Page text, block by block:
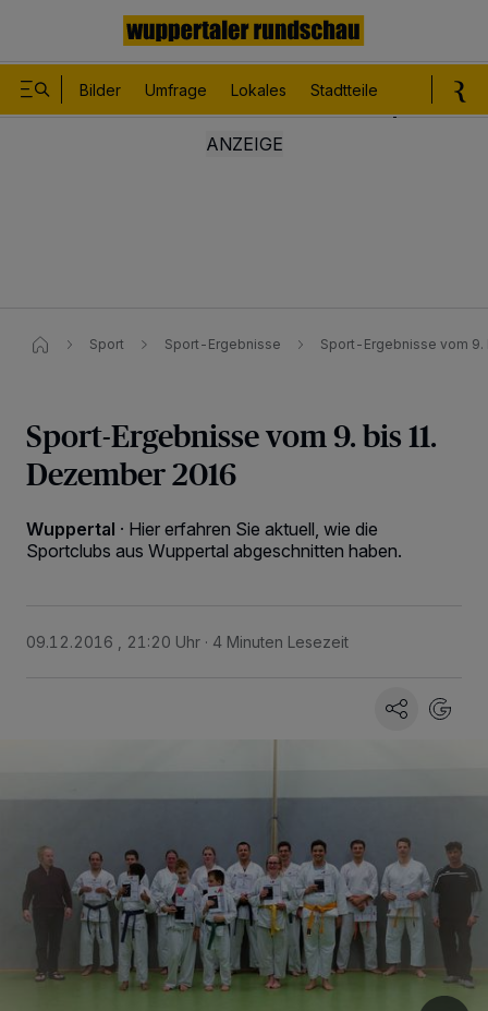
Bilder Umfrage Lokales Stadtteile
Sport Sport-Ergebnisse Sport-Ergebnisse vom
Sport-Ergebnisse vom 9. bis 11.
Dezember 2016
Wuppertal · Hier erfahren Sie aktuell, wie die
Sportclubs aus Wuppertal abgeschnitten haben.
09.12.2016 , 21:20 Uhr 4 Minuten Lesezeit